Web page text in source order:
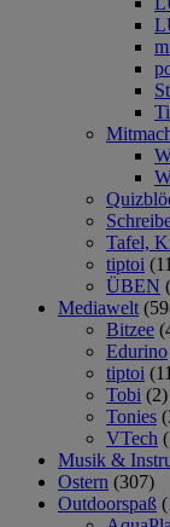
Tafel,
tiptoi
ÜBEN
Mediawelt
Bitzee
Edurino
tiptoi
Tobi (2)
Tonies
VTech
Musik &
Ostern (307)
Outdoorspaß